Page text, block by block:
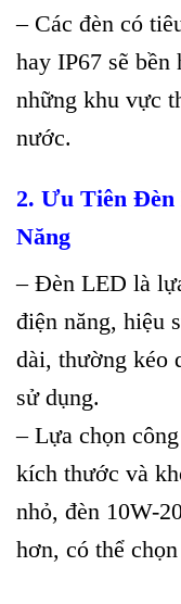
– Các đèn có
hay IP67 sẽ
những khu vực
nước.
2. Ưu Tiên
Năng
– Đèn LED là
điện năng, hiệu
dài, thường kéo
sử dụng.
– Lựa chọn
kích thước và
nhỏ, đèn 10W-
hơn, có thể